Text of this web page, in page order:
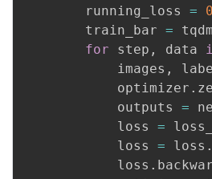
        running_loss
=
        train_bar
= tqdm
for step , data
            images
,
            optimizer
.
            outputs
=
            loss
=
            loss
= loss .
            loss
.